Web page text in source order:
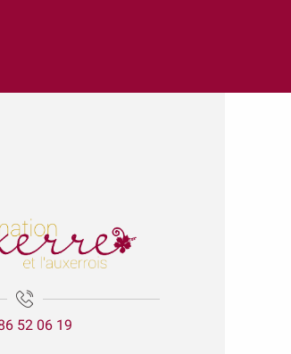
Saveurs | 7 produits régionaux
AUXERRE !
de Belin
52 06 19